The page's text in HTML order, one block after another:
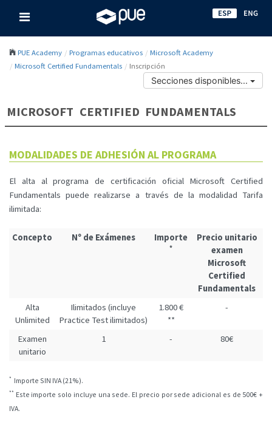
PUE Academy Programas educativos
Microsoft Academy
Microsoft Certified Fundamentals
Inscripción
Secciones disponibles...
MICROSOFT CERTIFIED FUNDAMENTALS
MODALIDADES DE ADHESIÓN AL PROGRAMA
El alta al programa de certificación oficial Microsoft Certified
Fundamentals puede realizarse a través de la modalidad Tarifa
ilimitada:
Concepto Nº de Exámenes Importe
*
Precio unitario
examen
Microsoft
Certified
Fundamentals
Alta
Unlimited
Ilimitados (incluye
Practice Test ilimitados)
1.800 €
**
-
Examen
unitario
1 - 80€
* Importe SIN IVA (21%).
** Este importe solo incluye una sede. El precio por sede adicional es de 500€ +
IVA.